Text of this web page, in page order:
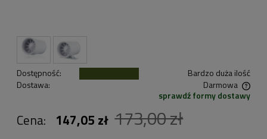
Dostępność:
Bardzo duża ilość
Dostawa:
Darmowa
Cena nie zawiera ewentualnych kosztów płatnościsprawdź formy dostawy
Cena: 147,05 zł 173,00 zł